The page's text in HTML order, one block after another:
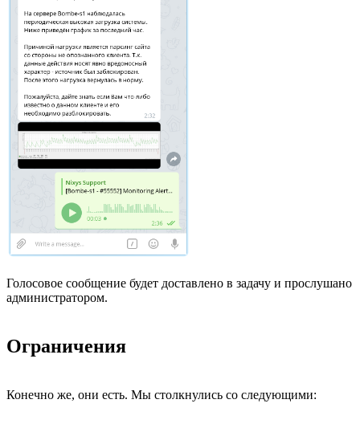
Голосовое сообщение будет доставлено в задачу и прослушано
администратором.
Ограничения
Конечно же, они есть. Мы столкнулись со следующими: